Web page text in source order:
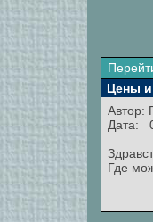
Цены и
Автор:
Дата:
Где